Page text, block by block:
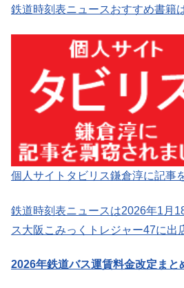
鉄道時刻表ニュースおすすめ書籍
個人サイトタビリス鎌倉淳に記事
鉄道時刻表ニュースは2026年1月
ス大阪こみっくトレジャー47に出
2026年鉄道バス運賃料金改定まと